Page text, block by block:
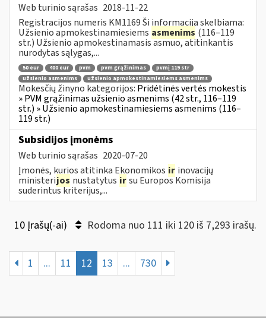
Web turinio sąrašas 2018-11-22
Registracijos numeris KM1169 Ši informacija skelbiama:
Užsienio apmokestinamiesiems asmenims (116–119
str.) Užsienio apmokestinamasis asmuo, atitinkantis
nurodytas sąlygas,...
50 eur 400 eur pvm pvm grąžinimas
pvmį 119 str
užsienio asmenims
užsienio apmokestinamiesiems asmenims
Mokesčių žinyno kategorijos: Pridėtinės vertės mokestis
» PVM grąžinimas užsienio asmenims (42 str., 116–119
str.) » Užsienio apmokestinamiesiems asmenims (116–
119 str.)
Subsidijos įmonėms
Web turinio sąrašas 2020-07-20
Įmonės, kurios atitinka Ekonomikos ir inovacijų
ministerijos nustatytus irsu Europos Komisija
suderintus kriterijus,...
10 Įrašų(-ai) Rodoma nuo 111 iki 120 iš 7,293 irašų.
1 ... 11 12 13 ... 730